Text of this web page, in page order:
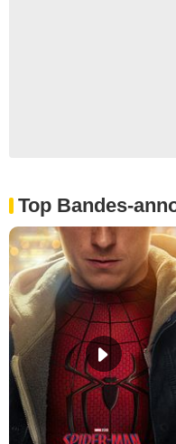
Top Bandes-